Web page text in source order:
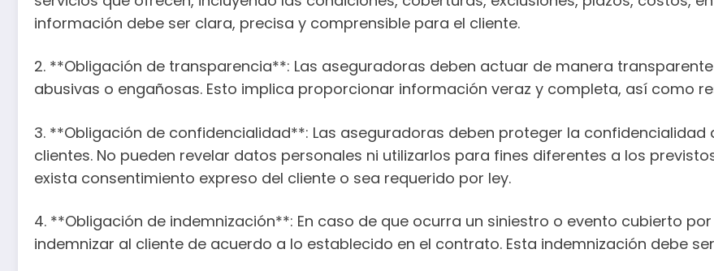
información debe ser clara, precisa y comprensible para el cliente.
2. **Obligación de transparencia**: Las aseguradoras deben actuar de manera
abusivas o engañosas. Esto implica proporcionar información veraz y completa, así como
3. **Obligación de confidencialidad**: Las aseguradoras deben proteger la
clientes. No pueden revelar datos personales ni utilizarlos para fines diferentes a los
exista consentimiento expreso del cliente o sea requerido por ley.
4. **Obligación de indemnización**: En caso de que ocurra un siniestro o evento cubierto
indemnizar al cliente de acuerdo a lo establecido en el contrato. Esta indemnización debe